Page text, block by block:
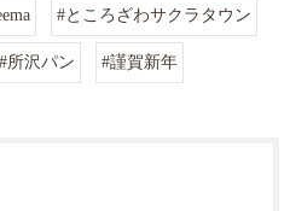
#ところざわサクラタウン
#所沢パン #謹賀新年